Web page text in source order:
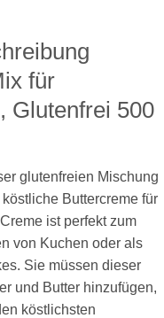
für
Glutenfrei 500
glutenfreien Mischung
Buttercreme für
ist perfekt zum
von Kuchen oder als
Sie müssen dieser
und Butter hinzufügen,
köstlichsten